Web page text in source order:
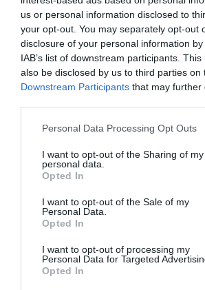
us or personal information disclosed to
your opt-out. You may separately opt-out
disclosure of your personal information
IAB’s list of downstream participants.
also be disclosed by us to third parties on
Downstream Participants that may further
Please note that this website/app uses
not limited to your visit or usage
grant or deny consent to Google and its
use your data for below specified
consent section.
Personal Data Processing Opt Outs
I want to opt-out of the Sharing of my
personal data.
Opted In
I want to opt-out of the Sale of my
Personal Data.
Opted In
I want to opt-out of processing my
Personal Data for Targeted
Opted In
Παρασκευής στο Στεφάνι
κινητοποιήθηκαν προκαλώντας την
κινητοποίηση των πυροσβεστικών
πυρκαγιά ξέσπασε λίγο μετά τις
16:47 | 07 Αυγούστου 2026 Ελλάδα